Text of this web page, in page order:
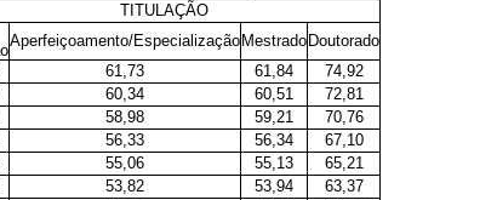
TITULAÇÃO
Aperfeiçoamento/Especialização Mestrado Doutorado
61,73 61,84
74,92
60,34 60,51
72,81
58,98 59,21 70,76
56,33 56,34
67,10
55,06 55,13
65,21
53,82 53,94
63,37